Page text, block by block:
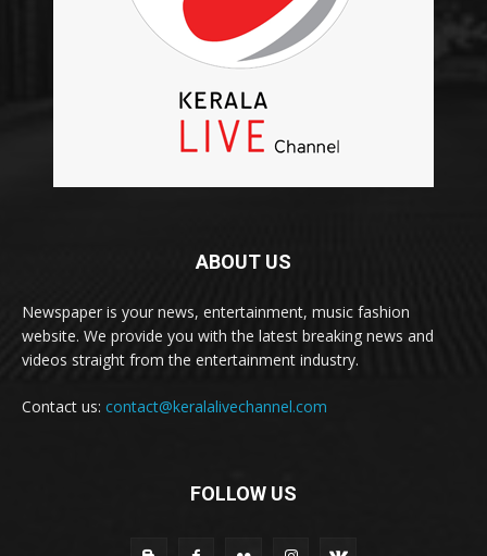
ABOUT US
Newspaper is your news, entertainment, music fashion
website. We provide you with the latest breaking news and
videos straight from the entertainment industry.
Contact us: contact@keralalivechannel.com
FOLLOW US